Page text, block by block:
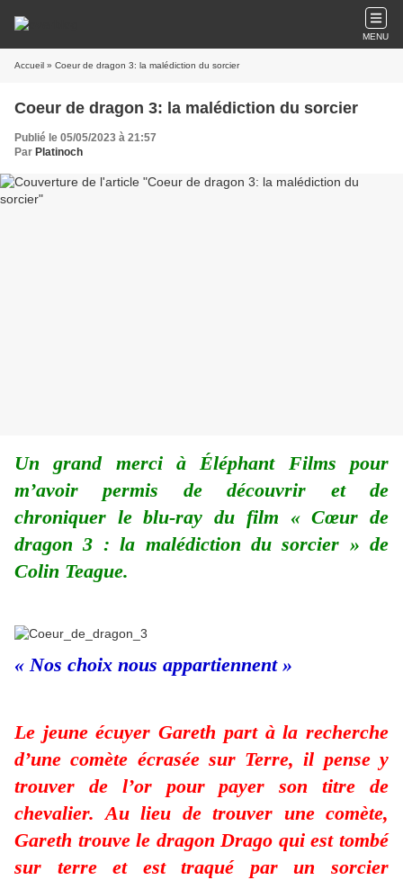
MENU
Accueil » Coeur de dragon 3: la malédiction du sorcier
Coeur de dragon 3: la malédiction du sorcier
Publié le 05/05/2023 à 21:57
Par Platinoch
Un grand merci à Éléphant Films pour
m’avoir permis de découvrir et de
chroniquer le blu-ray du film « Cœur de
dragon 3 : la malédiction du sorcier » de
Colin Teague.
« Nos choix nous appartiennent »
Le jeune écuyer Gareth part à la recherche
d’une comète écrasée sur Terre, il pense y
trouver de l’or pour payer son titre de
chevalier. Au lieu de trouver une comète,
Gareth trouve le dragon Drago qui est tombé
sur terre et est traqué par un sorcier